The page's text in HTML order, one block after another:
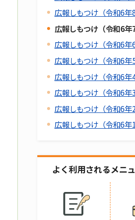
広報しもつけ（令和6年
広報しもつけ（令和6年
広報しもつけ（令和6年
広報しもつけ（令和6年
広報しもつけ（令和6年
広報しもつけ（令和6年
広報しもつけ（令和6年
広報しもつけ（令和6年
よく利用されるメニ